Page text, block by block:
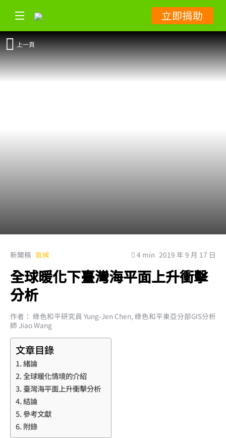
立即捐助
上一頁
新聞稿 氣候 4 min 2019 年 9 月 17 日
全球暖化下臺灣海平面上升衝擊
分析
作者： 綠色和平研究員 Yung-Jen Chen, 綠色和平東亞分部GIS分析
師 Jiao Wang
文章目錄
緒論
全球暖化情境的介紹
臺灣海平面上升衝擊分析
結論
參考文獻
附錄